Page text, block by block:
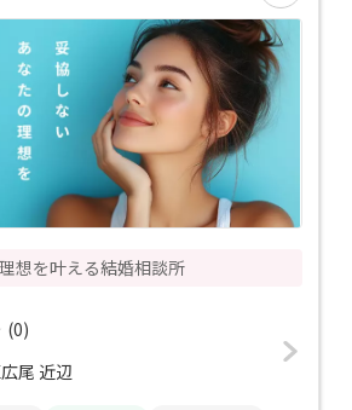
想を叶える結婚相談所
(0)
尾 近辺